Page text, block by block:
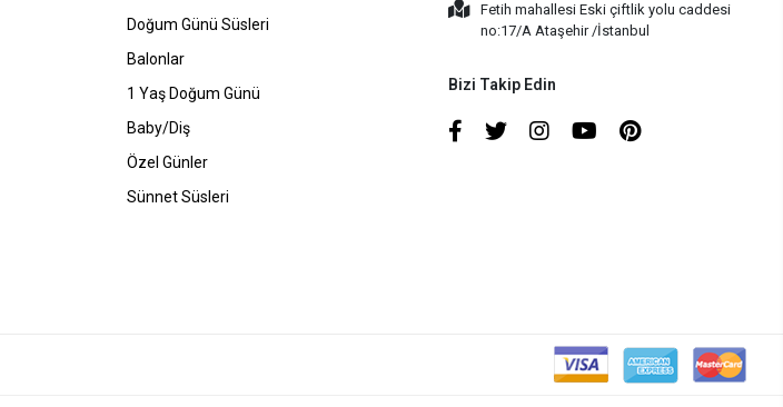
Doğum Günü Süsleri
Balonlar
1 Yaş Doğum Günü
Baby/Diş
Özel Günler
Sünnet Süsleri
Fetih mahallesi Eski çiftlik yolu caddesi
no:17/A Ataşehir /İstanbul
Bizi Takip Edin